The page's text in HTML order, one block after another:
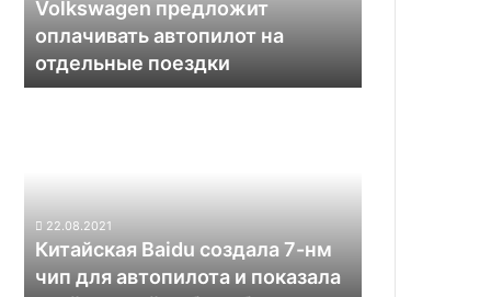
Volkswagen предложит
оплачивать автопилот на
отдельные поездки
для
автопилота
22.08.2021
Китайская Baidu создала 7-нм
чип для автопилота и показала